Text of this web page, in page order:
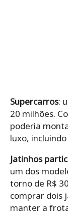
Supercarros:
20 milhões.
poderia
luxo,
Jatinhos
um dos
torno de R$
comprar dois
manter a